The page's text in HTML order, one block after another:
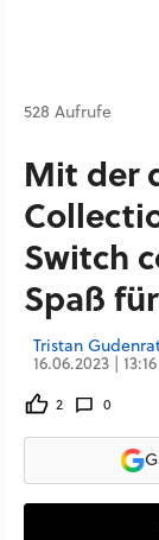
528 Aufrufe
Mit der
Switch
Spaß
Tristan
16.06.2023 |
2 0